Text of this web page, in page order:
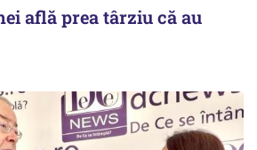
află prea târziu că au